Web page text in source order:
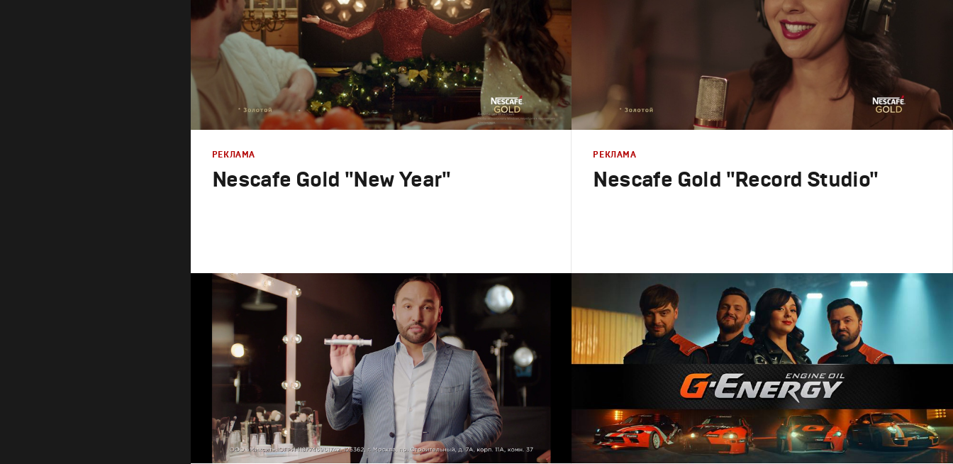
Nescafe Gold "New Year"
Реклама
Креатив Продакшн
РЕКЛАМА
Nescafe Gold "Record Studio"
Креатив,Продакшн
РЕКЛАМА